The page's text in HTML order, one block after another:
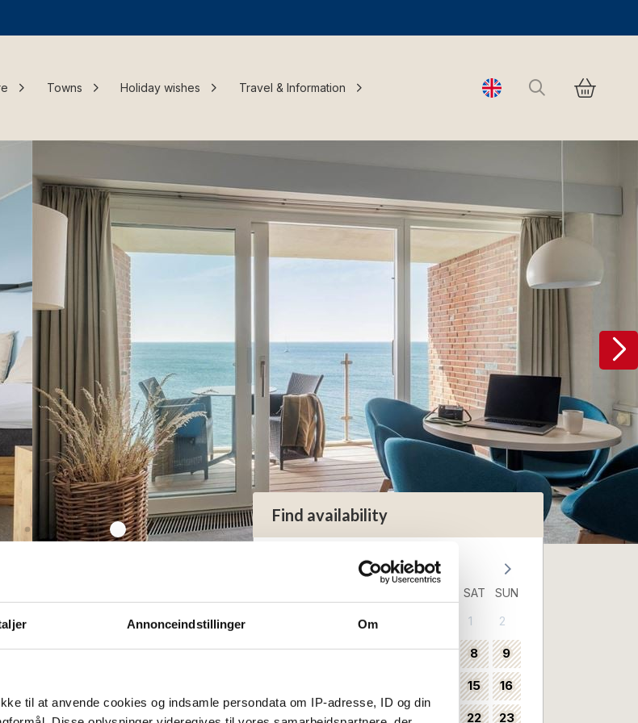
Annonceindstillinger Om
til at anvende cookies og indsamle persondata om IP-adresse, ID og din
Towns Holiday wishes Travel & Information Change language
Search
Find availability
August 2026
SAT SUN
1 2
3 4 5 6 7 8 9
15 16
34 17 18 19 20 22 23